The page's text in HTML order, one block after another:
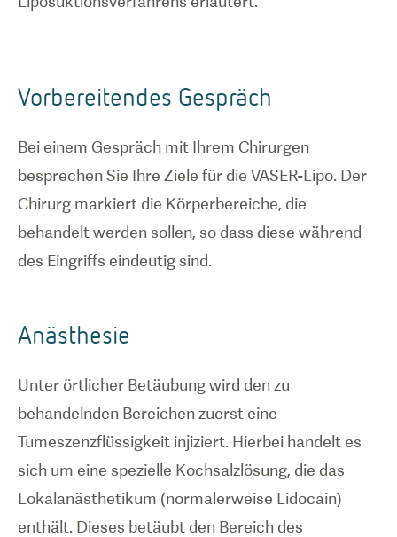
Vorbereitendes Gespräch
Bei einem Gespräch mit Ihrem Chirurgen
besprechen Sie Ihre Ziele für die VASER-Lipo. Der
Chirurg markiert die Körperbereiche, die
behandelt werden sollen, so dass diese während
des Eingriffs eindeutig sind.
Anästhesie
Unter örtlicher Betäubung wird den zu
behandelnden Bereichen zuerst eine
Tumeszenzflüssigkeit injiziert. Hierbei handelt es
sich um eine spezielle Kochsalzlösung, die das
Lokalanästhetikum (normalerweise Lidocain)
enthält. Dieses betäubt den Bereich des